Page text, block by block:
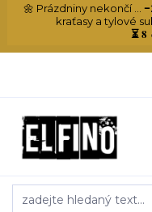
🌼 Prázdniny nekončí ...
kraťasy a tylové
⏳8